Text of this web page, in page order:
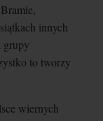
innych
grupy
to tworzy
wiernych